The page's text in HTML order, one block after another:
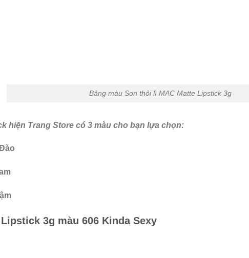
Bảng màu Son thỏi lì MAC Matte Lipstick 3g
hiện Trang Store có 3 màu cho bạn lựa chọn:
3g màu 606 Kinda Sexy